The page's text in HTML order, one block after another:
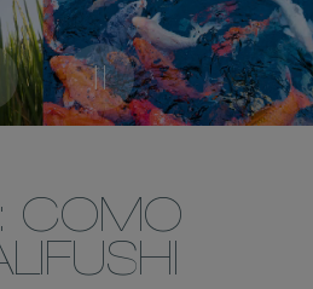
COMO